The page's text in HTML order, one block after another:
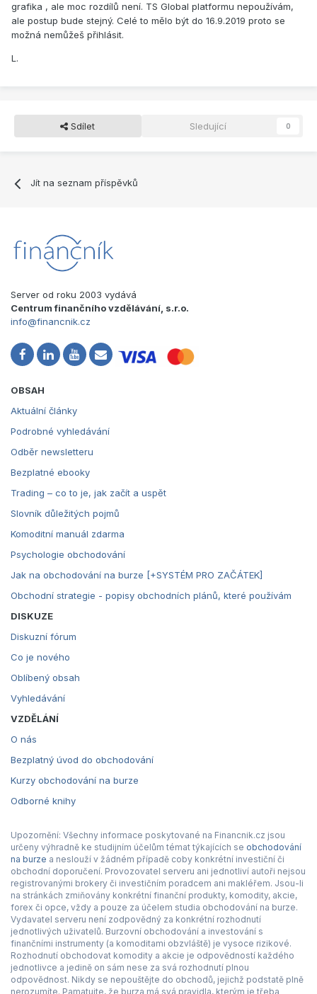
grafika , ale moc rozdílů není. TS Global platformu nepoužívám,
ale postup bude stejný. Celé to mělo být do 16.9.2019 proto se
možná nemůžeš přihlásit.
L.
Sdílet Sledující 0
Jít na seznam příspěvků
Server od roku 2003 vydává
Centrum finančního vzdělávání, s.r.o.
info@financnik.cz
OBSAH
Aktuální články
Podrobné vyhledávání
Odběr newsletteru
Bezplatné ebooky
Trading – co to je, jak začít a uspět
Slovník důležitých pojmů
Komoditní manuál zdarma
Psychologie obchodování
Jak na obchodování na burze [+SYSTÉM PRO ZAČÁTEK]
Obchodní strategie - popisy obchodních plánů, které používám
DISKUZE
Diskuzní fórum
Co je nového
Oblíbený obsah
Vyhledávání
VZDĚLÁNÍ
O nás
Bezplatný úvod do obchodování
Kurzy obchodování na burze
Odborné knihy
Upozornění: Všechny informace poskytované na Financnik.cz jsou
určeny výhradně ke studijním účelům témat týkajících se obchodování
na burze a neslouží v žádném případě coby konkrétní investiční či
obchodní doporučení. Provozovatel serveru ani jednotliví autoři nejsou
registrovanými brokery či investičním poradcem ani makléřem. Jsou-li
na stránkách zmiňovány konkrétní finanční produkty, komodity, akcie,
forex či opce, vždy a pouze za účelem studia obchodování na burze.
Vydavatel serveru není zodpovědný za konkrétní rozhodnutí
jednotlivých uživatelů. Burzovní obchodování a investování s
finančními instrumenty (a komoditami obzvláště) je vysoce rizikové.
Rozhodnutí obchodovat komodity a akcie je odpovědností každého
jednotlivce a jedině on sám nese za svá rozhodnutí plnou
odpovědnost. Nikdy se nepouštějte do obchodů, jejichž podstatě plně
nerozumíte. Pamatujte, že burza má svá pravidla, kterým je třeba